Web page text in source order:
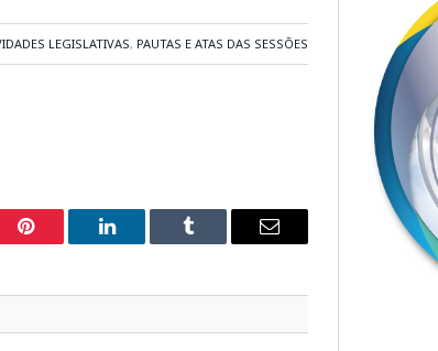
LEGISLATIVAS, PAUTAS E ATAS DAS SESSÕES
Pinterest LinkedIn Tumblr
E-